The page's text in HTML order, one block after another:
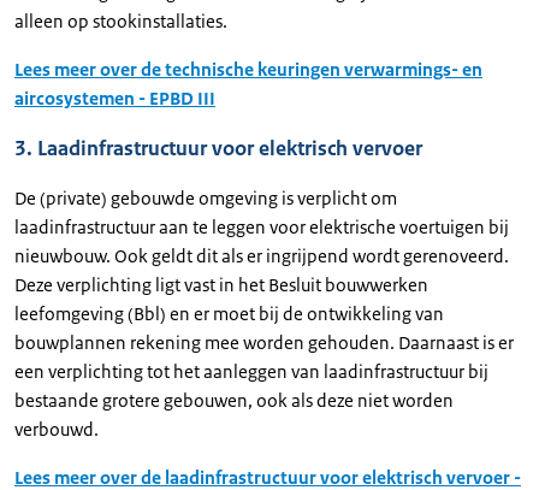
alleen op stookinstallaties.
Lees meer over de technische keuringen verwarmings- en
aircosystemen - EPBD III
3. Laadinfrastructuur voor elektrisch vervoer
De (private) gebouwde omgeving is verplicht om
laadinfrastructuur aan te leggen voor elektrische voertuigen bij
nieuwbouw. Ook geldt dit als er ingrijpend wordt gerenoveerd.
Deze verplichting ligt vast in het Besluit bouwwerken
leefomgeving (Bbl) en er moet bij de ontwikkeling van
bouwplannen rekening mee worden gehouden. Daarnaast is er
een verplichting tot het aanleggen van laadinfrastructuur bij
bestaande grotere gebouwen, ook als deze niet worden
verbouwd.
Lees meer over de laadinfrastructuur voor elektrisch vervoer -